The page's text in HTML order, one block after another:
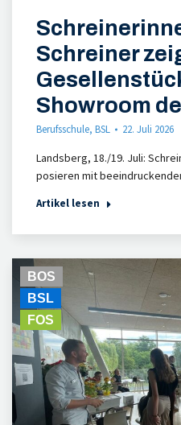
Schreiner
Showroom
Berufsschule, BSL 22. Juli 2026
Landsberg, 18./19. Juli:
posieren mit
Artikel lesen
BOS
BSL
FOS